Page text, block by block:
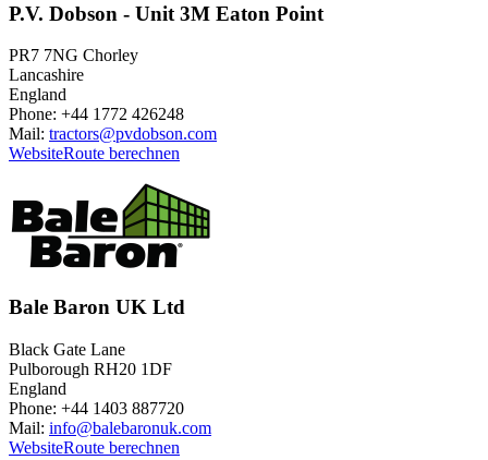
P.V. Dobson - Unit 3M Eaton Point
PR7 7NG Chorley
Lancashire
England
Phone: +44 1772 426248
Mail: tractors@pvdobson.com
WebsiteRoute berechnen
Bale Baron UK Ltd
Black Gate Lane
Pulborough RH20 1DF
England
Phone: +44 1403 887720
Mail: info@balebaronuk.com
WebsiteRoute berechnen